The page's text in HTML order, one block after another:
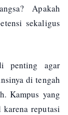
Apakah
sekaligus
penting agar
di tengah
Kampus yang
reputasi